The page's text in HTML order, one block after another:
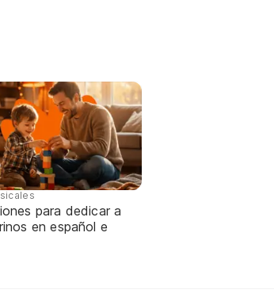
para dedicar a
en español e